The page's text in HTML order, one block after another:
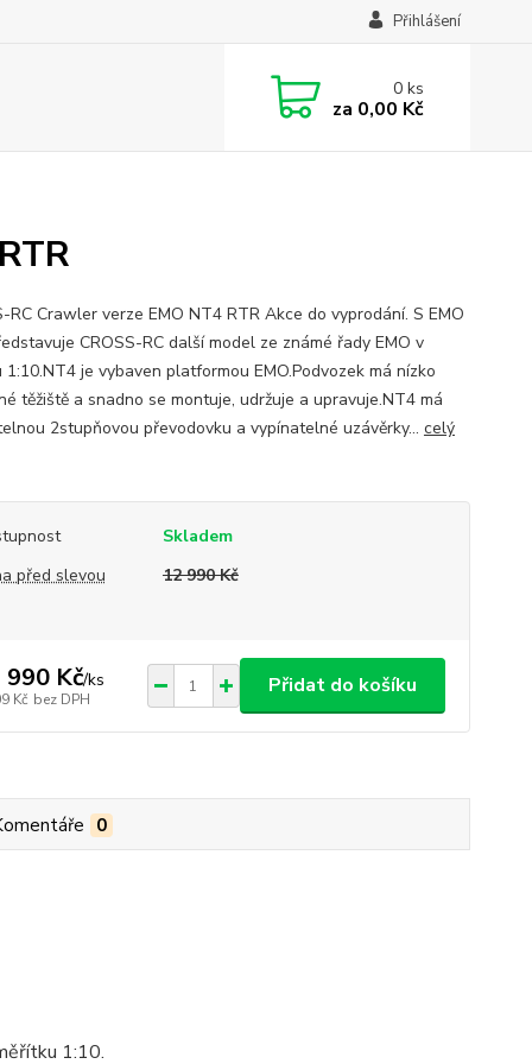
Přihlášení
0ks
za 0,00 Kč
​RC Crawler verze EMO NT4 RTR Akce do vyprodání. S EMO
CROSS-RC další model ze známé řady EMO v
1:10.NT4 je vybaven platformou EMO.Podvozek má nízko
těžiště a snadno se montuje, udržuje a upravuje.NT4 má
2stupňovou převodovku a vypínatelné uzávěrky... celý
Skladem
před slevou
12 990 Kč
990 Kč/ks
Kč bez DPH
Přidat do košíku
0
1:10.